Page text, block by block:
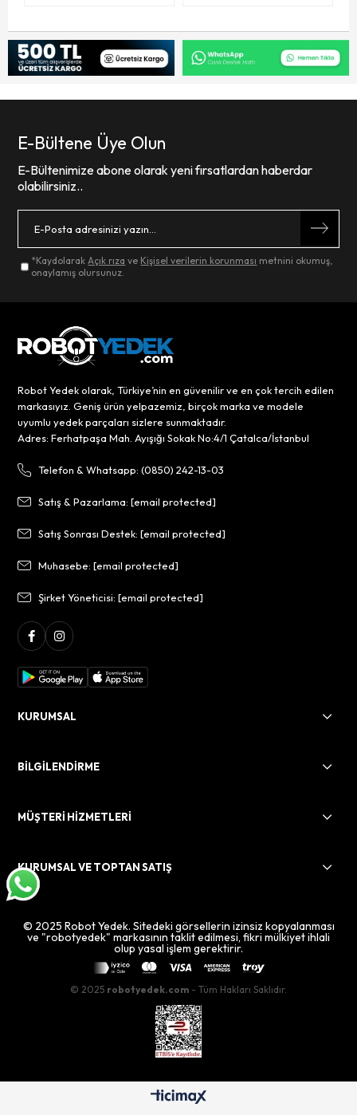
E-Bültene Üye Olun
E-Bültenimize abone olarak yeni fırsatlardan haberdar
olabilirsiniz..
*KaydolarakAçık rıza ve Kişisel verilerin korunması metnini okumuş,
onaylamış olursunuz.
Robot Yedek olarak, Türkiye’nin en güvenilir ve en çok tercih edilen
markasıyız. Geniş ürün yelpazemiz, birçok marka ve modele
uyumlu yedek parçaları sizlere sunmaktadır.
Adres: Ferhatpaşa Mah. Ayışığı Sokak No:4/1 Çatalca/İstanbul
Telefon & Whatsapp: (0850) 242-13-03
Satış & Pazarlama:[email protected]
Satış Sonrası Destek:[email protected]
Muhasebe:[email protected]
Şirket Yöneticisi:[email protected]
KURUMSAL
BİLGİLENDİRME
MÜŞTERİ HİZMETLERİ
KURUMSAL VE TOPTAN SATIŞ
© 2025 Robot Yedek. Sitedeki görsellerin izinsiz kopyalanması
ve "robotyedek" markasının taklit edilmesi, fikri mülkiyet ihlali
olup yasal işlem gerektirir.
© 2025 robotyedek.com - Tüm Hakları Saklıdır.